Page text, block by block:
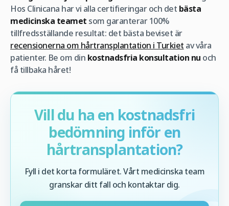
Hos Clinicana har vi alla certifieringar och det bästa
medicinska teamet som garanterar 100%
tillfredsställande resultat: det bästa beviset är
recensionerna om hårtransplantation i Turkiet av våra
patienter. Be om din kostnadsfria konsultation nu och
få tillbaka håret!
Vill du ha en kostnadsfri
bedömning inför en
hårtransplantation?
Fyll i det korta formuläret. Vårt medicinska team
granskar ditt fall och kontaktar dig.